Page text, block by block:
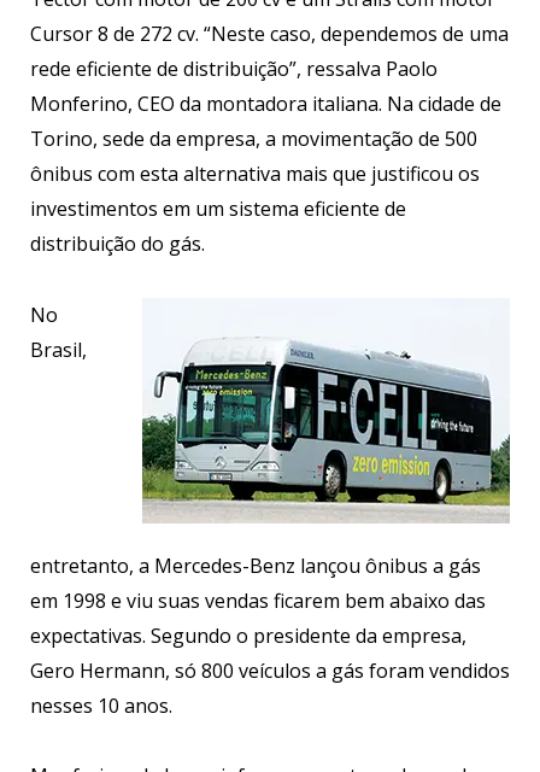
Cursor 8 de 272 cv. “Neste caso, dependemos de uma
rede eficiente de distribuição”, ressalva Paolo
Monferino, CEO da montadora italiana. Na cidade de
Torino, sede da empresa, a movimentação de 500
ônibus com esta alternativa mais que justificou os
investimentos em um sistema eficiente de
distribuição do gás.
No
Brasil,
entretanto, a Mercedes-Benz lançou ônibus a gás
em 1998 e viu suas vendas ficarem bem abaixo das
expectativas. Segundo o presidente da empresa,
Gero Hermann, só 800 veículos a gás foram vendidos
nesses 10 anos.